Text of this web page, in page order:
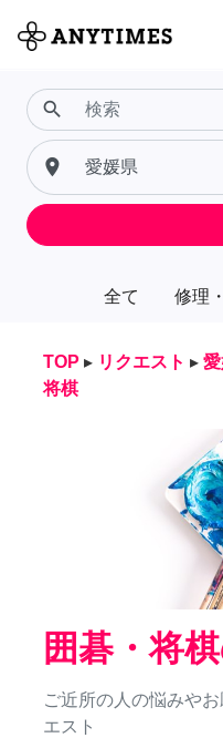
全て 修理
search
place
TOP ▸ リクエスト ▸
将棋
囲碁・将
ご近所の人の悩みや
エスト